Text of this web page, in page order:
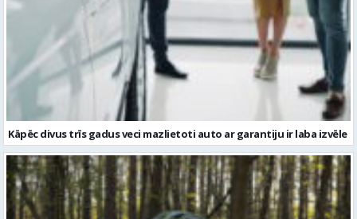
Kāpēc divus trīs gadus veci mazlietoti auto ar garantiju ir laba izvēle